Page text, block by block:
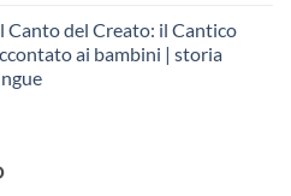
attuale
è:
€250,00.
Canto del Creato: il Cantico
ai bambini | storia